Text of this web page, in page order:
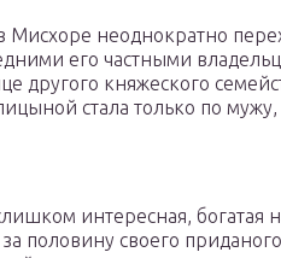
неоднократно
его частными
другого княжеского
стала только по
интересная, богатая
половину своего